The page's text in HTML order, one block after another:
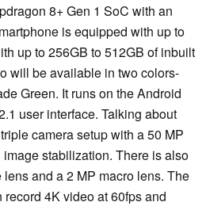
8+ Gen 1 SoC with an
is equipped with up to
up to 256GB to 512GB of inbuilt
will be available in two colors-
Green. It runs on the Android
user interface. Talking about
camera setup with a 50 MP
stabilization. There is also
and a 2 MP macro lens. The
4K video at 60fps and